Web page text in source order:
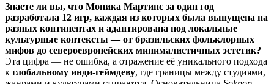
Знаете ли вы, что Моника Мартинс за один год
разработала 12 игр, каждая из которых была выпущена на
разных континентах и адаптирована под локальные
культурные контексты — от бразильских фольклорных
мифов до североевропейских минималистичных эстетик?
Эта цифра — не ошибка, а отражение её уникального подхода
к глобальному инди-геймдеву, где границы между студиями,